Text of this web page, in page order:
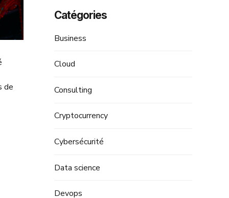
de
Catégories
Business
Cloud
Consulting
Cryptocurrency
Cybersécurité
Data science
Devops